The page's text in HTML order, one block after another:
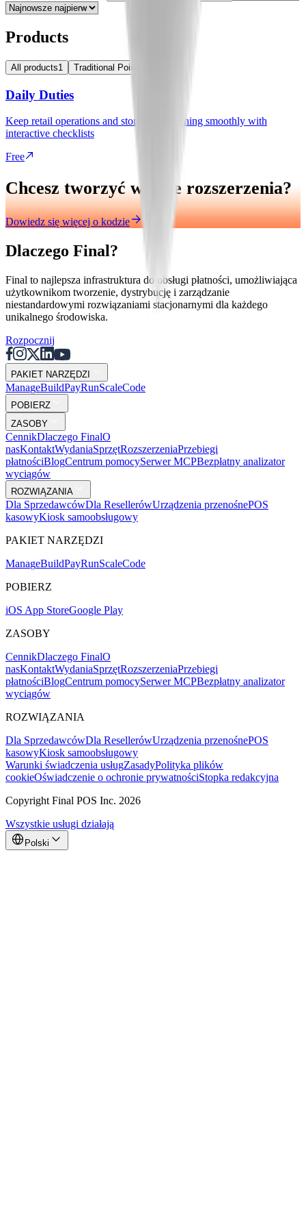
Products
All products1 Traditional Point of Sale
Daily Duties
Keep retail operations and store shifts running smoothly with
interactive checklists
Free
Chcesz tworzyć własne rozszerzenia?
Dowiedz się więcej o kodzie
Dlaczego Final?
Final to najlepsza infrastruktura do obsługi płatności, umożliwiająca
użytkownikom tworzenie, dystrybucję i zarządzanie
niestandardowymi rozwiązaniami stacjonarnymi dla każdego
unikalnego środowiska.
Rozpocznij
PAKIET NARZĘDZI
ManageBuildPayRunScaleCode
POBIERZ
ZASOBY
CennikDlaczego FinalO
nasKontaktWydaniaSprzętRozszerzeniaPrzebiegi
płatnościBlogCentrum pomocySerwer MCPBezpłatny analizator
wyciągów
ROZWIĄZANIA
Dla SprzedawcówDla ResellerówUrządzenia przenośnePOS
kasowyKiosk samoobsługowy
PAKIET NARZĘDZI
ManageBuildPayRunScaleCode
POBIERZ
iOS App StoreGoogle Play
ZASOBY
CennikDlaczego FinalO
nasKontaktWydaniaSprzętRozszerzeniaPrzebiegi
płatnościBlogCentrum pomocySerwer MCPBezpłatny analizator
wyciągów
ROZWIĄZANIA
Dla SprzedawcówDla ResellerówUrządzenia przenośnePOS
kasowyKiosk samoobsługowy
Warunki świadczenia usługZasadyPolityka plików
cookieOświadczenie o ochronie prywatnościStopka redakcyjna
Copyright Final POS Inc. 2026
Wszystkie usługi działają
Polski